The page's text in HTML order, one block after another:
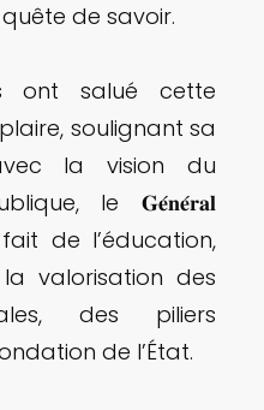
de savoir.
ont salué cette
soulignant sa
la vision du
le 𝐆𝐞́𝐧𝐞́𝐫𝐚𝐥
de l’éducation,
valorisation des
des piliers
de l’État.